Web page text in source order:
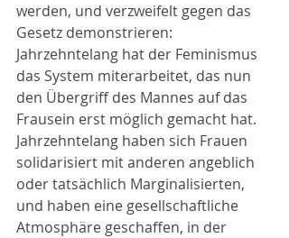
werden, und verzweifelt gegen das
Gesetz demonstrieren:
Jahrzehntelang hat der Feminismus
das System miterarbeitet, das nun
den Übergriff des Mannes auf das
Frausein erst möglich gemacht hat.
Jahrzehntelang haben sich Frauen
solidarisiert mit anderen angeblich
oder tatsächlich Marginalisierten,
und haben eine gesellschaftliche
Atmosphäre geschaffen, in der